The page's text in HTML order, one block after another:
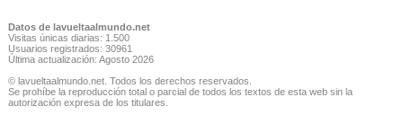
Datos de lavueltaalmundo.net
Visitas únicas diarias: 1.500
Usuarios registrados: 30961
Última actualización: Agosto 2026
© lavueltaalmundo.net. Todos los derechos reservados.
Se prohíbe la reproducción total o parcial de todos los textos de esta web sin la
autorización expresa de los titulares.